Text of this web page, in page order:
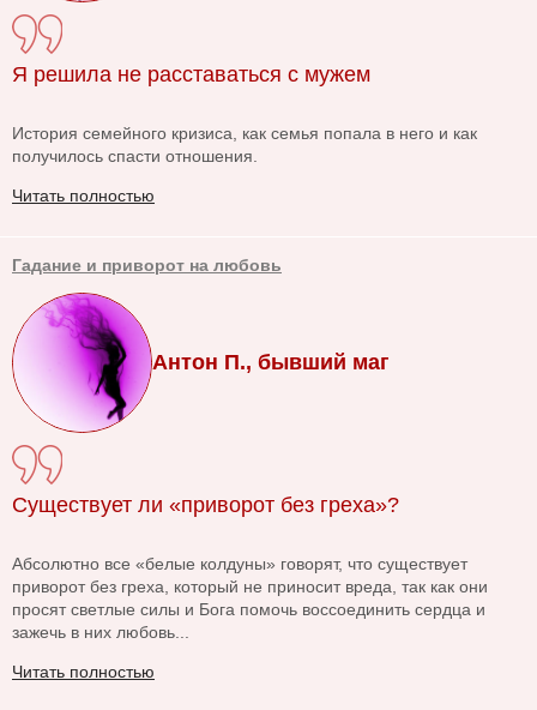
Я решила не расставаться с мужем
История семейного кризиса, как семья попала в него и как
получилось спасти отношения.
Читать полностью
Гадание и приворот на любовь
Антон П., бывший маг
Существует ли «приворот без греха»?
Абсолютно все «белые колдуны» говорят, что существует
приворот без греха, который не приносит вреда, так как они
просят светлые силы и Бога помочь воссоединить сердца и
зажечь в них любовь...
Читать полностью